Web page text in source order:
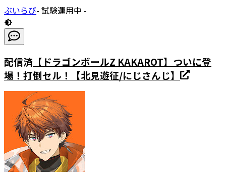
ぶいらび- 試験運用中 -
配信済 【ドラゴンボールZ KAKAROT】ついに登
場！打倒セル！【北見遊征/にじさんじ】